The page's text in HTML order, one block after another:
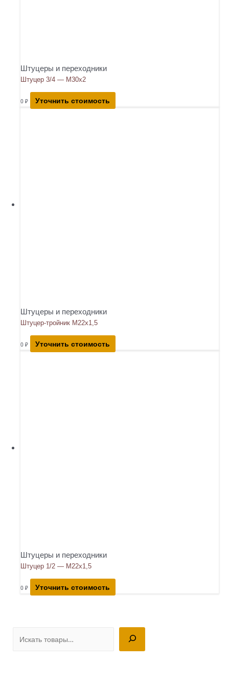
Штуцеры и переходники
Штуцер 3/4 — М30х2
0 ₽ Уточнить стоимость
Штуцеры и переходники
Штуцер-тройник М22х1,5
0 ₽ Уточнить стоимость
Штуцеры и переходники
Штуцер 1/2 — М22х1,5
0 ₽ Уточнить стоимость